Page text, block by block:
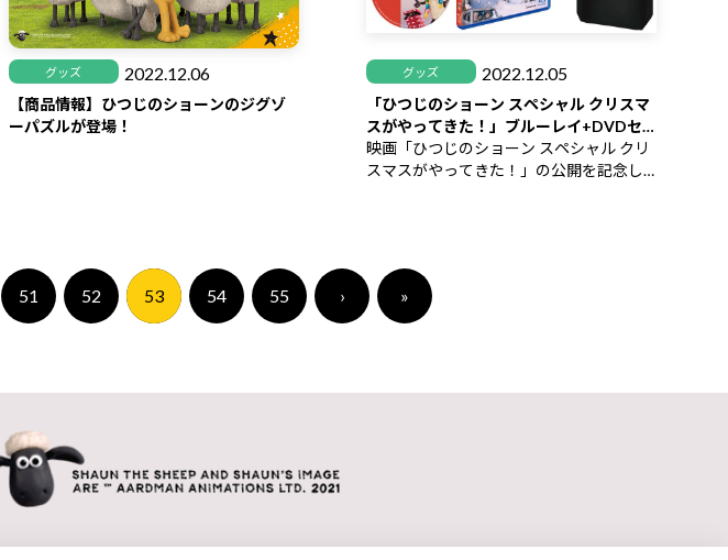
グッズ 2022.12.06
【商品情報】ひつじのショーンのジグゾ
ーパズルが登場！
グッズ 2022.12.05
「ひつじのショーン スペシャル クリスマ
スがやってきた！」ブルーレイ+DVDセ
ット 上映劇場特別販売決定！
映画「ひつじのショーン スペシャル クリ
スマスがやってきた！」の公開を記念し
ご購入いただいたお客様に、ブルーレイ
+DVDセット商品1枚につき先着で、
51 52 53 54 55 › »